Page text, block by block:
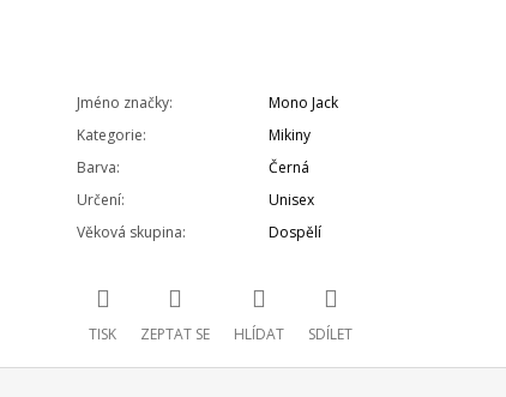
Jméno značky:
Mono Jack
Kategorie:
Mikiny
Barva:
Černá
Určení:
Unisex
Věková skupina: Dospělí
TISK ZEPTAT SE HLÍDAT SDÍLET